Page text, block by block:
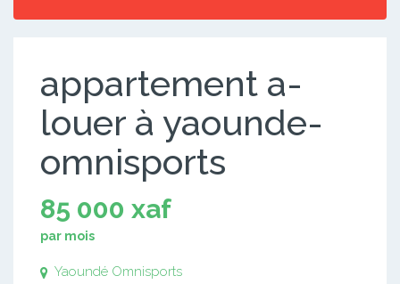
appartement a-
louer à yaounde-
omnisports
85 000 xaf
par mois
Yaoundé Omnisports